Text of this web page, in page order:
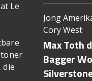
Le
die
Jong
Cory West
Max Toth
Bagger